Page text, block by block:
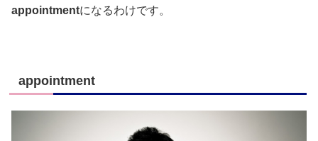
appointmentになるわけです。
appointment